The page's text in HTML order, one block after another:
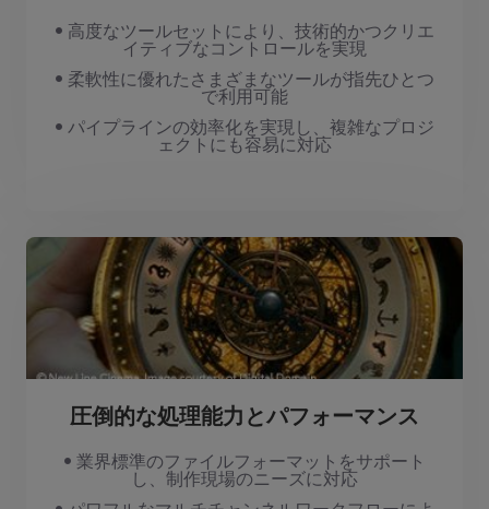
• 高度なツールセットにより、技術的かつクリエ
イティブなコントロールを実現
• 柔軟性に優れたさまざまなツールが指先ひとつ
で利用可能
• パイプラインの効率化を実現し、複雑なプロジ
ェクトにも容易に対応
圧倒的な処理能力とパフォーマンス
• 業界標準のファイルフォーマットをサポート
し、制作現場のニーズに対応